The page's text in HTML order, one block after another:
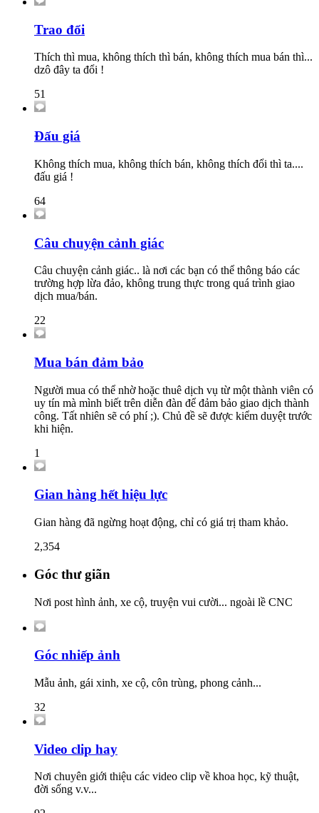
Trao đổi
Thích thì mua, không thích thì bán, không thích mua bán thì...
dzô đây ta đổi !
51
Đấu giá
Không thích mua, không thích bán, không thích đổi thì ta....
đấu giá !
64
Câu chuyện cảnh giác
Câu chuyện cảnh giác.. là nơi các bạn có thể thông báo các
trường hợp lừa đảo, không trung thực trong quá trình giao
dịch mua/bán.
22
Mua bán đảm bảo
Người mua có thể nhờ hoặc thuê dịch vụ từ một thành viên có
uy tín mà mình biết trên diễn đàn để đảm bảo giao dịch thành
công. Tất nhiên sẽ có phí ;). Chủ đề sẽ được kiểm duyệt trước
khi hiện.
1
Gian hàng hết hiệu lực
Gian hàng đã ngừng hoạt động, chỉ có giá trị tham khảo.
2,354
Góc thư giãn
Nơi post hình ảnh, xe cộ, truyện vui cười... ngoài lề CNC
Góc nhiếp ảnh
Mẫu ảnh, gái xinh, xe cộ, côn trùng, phong cảnh...
32
Video clip hay
Nơi chuyên giới thiệu các video clip về khoa học, kỹ thuật,
đời sống v.v...